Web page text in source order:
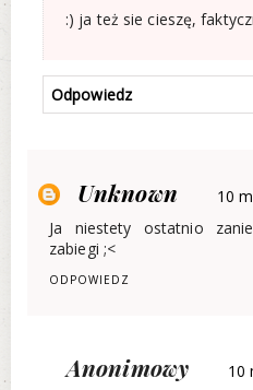
:) ja też sie cieszę,
Odpowiedz
Unknown
10
Ja niestety ostatnio
zabiegi ;<
ODPOWIEDZ
Anonimowy
10